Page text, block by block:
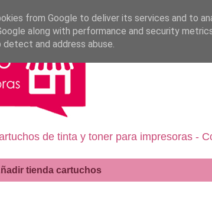
de tinta y toner para impresoras -
tienda cartuchos
from Google to deliver its services and to
along with performance and security
and address abuse.